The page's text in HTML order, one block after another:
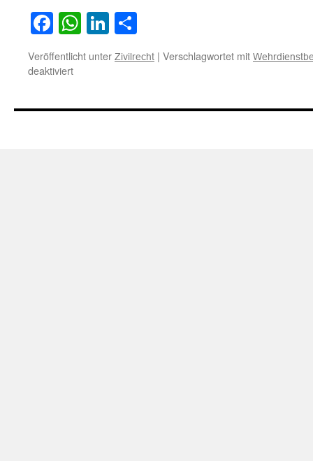
Facebook
WhatsApp
LinkedIn
Veröffentlicht unter Zivilrecht | Verschlagwortet mit
deaktiviertfür
der